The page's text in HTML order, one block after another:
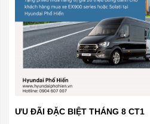
ƯU ĐÃI ĐẶC BIỆT THÁNG 8 CT1